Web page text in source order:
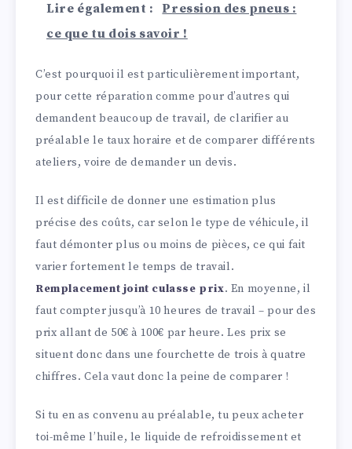
Lire également :
Pression des pneus :
ce que tu dois savoir !
C’est pourquoi il est particulièrement important,
pour cette réparation comme pour d’autres qui
demandent beaucoup de travail, de clarifier au
préalable le taux horaire et de comparer différents
ateliers, voire de demander un devis.
Il est difficile de donner une estimation plus
précise des coûts, car selon le type de véhicule, il
faut démonter plus ou moins de pièces, ce qui fait
varier fortement le temps de travail.
Remplacement joint culasse prix. En moyenne, il
faut compter jusqu’à 10 heures de travail – pour des
prix allant de 50€ à 100€ par heure. Les prix se
situent donc dans une fourchette de trois à quatre
chiffres. Cela vaut donc la peine de comparer !
Si tu en as convenu au préalable, tu peux acheter
toi-même l’huile, le liquide de refroidissement et